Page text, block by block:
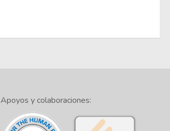
Apoyos y colaboraciones: